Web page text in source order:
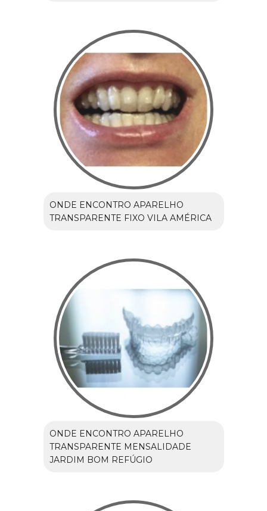
ONDE ENCONTRO APARELHO
TRANSPARENTE FIXO VILA AMÉRICA
ONDE ENCONTRO APARELHO
TRANSPARENTE MENSALIDADE
JARDIM BOM REFÚGIO